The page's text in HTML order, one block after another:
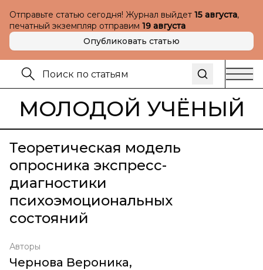
Отправьте статью сегодня! Журнал выйдет 15 августа,
печатный экземпляр отправим 19 августа
Опубликовать статью
МОЛОДОЙ УЧЁНЫЙ
Теоретическая модель
опросника экспресс-
диагностики
психоэмоциональных
состояний
Авторы
Чернова Вероника,